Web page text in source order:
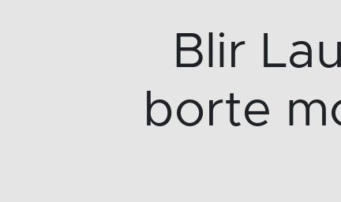
Blir
borte